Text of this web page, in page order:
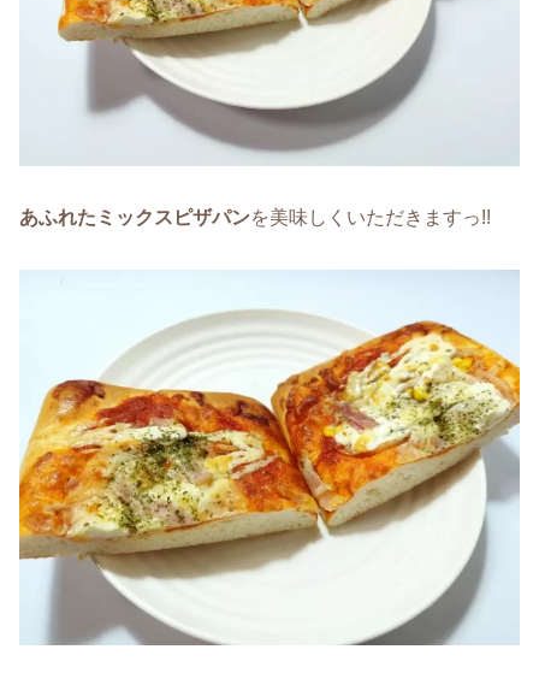
あふれたミックスピザパンを美味しくいただきますっ!!